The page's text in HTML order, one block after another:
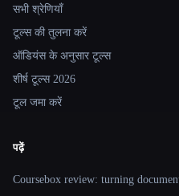
सभी श्रेणियाँ
टूल्स की तुलना करें
ऑडियंस के अनुसार टूल्स
शीर्ष टूल्स 2026
टूल जमा करें
पढ़ें
Coursebox review: turning